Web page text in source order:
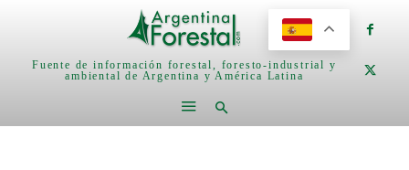
Fuente de información forestal, foresto-industrial y
ambiental de Argentina y América Latina